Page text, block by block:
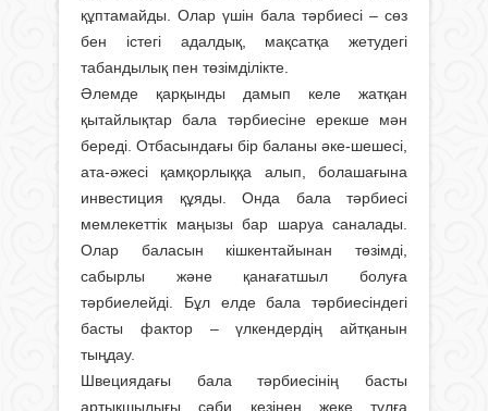
құптамайды. Олар үшін бала тәрбиесі – сөз
бен істегі адалдық, мақсатқа жетудегі
табандылық пен төзімділікте.
Әлемде қарқынды дамып келе жатқан
қытайлықтар бала тәрбиесіне ерекше мән
береді. Отбасындағы бір баланы әке-шешесі,
ата-әжесі қамқорлыққа алып, болашағына
инвестиция құяды. Онда бала тәрбиесі
мемлекеттік маңызы бар шаруа саналады.
Олар баласын кішкентайынан төзімді,
сабырлы және қанағатшыл болуға
тәрбиелейді. Бұл елде бала тәрбиесіндегі
басты фактор – үлкендердің айтқанын
тыңдау.
Швециядағы бала тәрбиесінің басты
артықшылығы сәби кезінен жеке тұлға